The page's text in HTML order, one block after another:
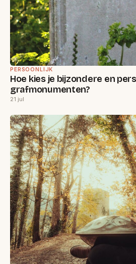
PERSOONLIJK
Hoe kies je bijzondere en
grafmonumenten?
21 jul